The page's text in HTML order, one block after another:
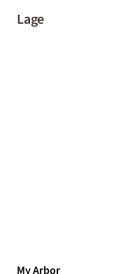
Lage
My Arbor